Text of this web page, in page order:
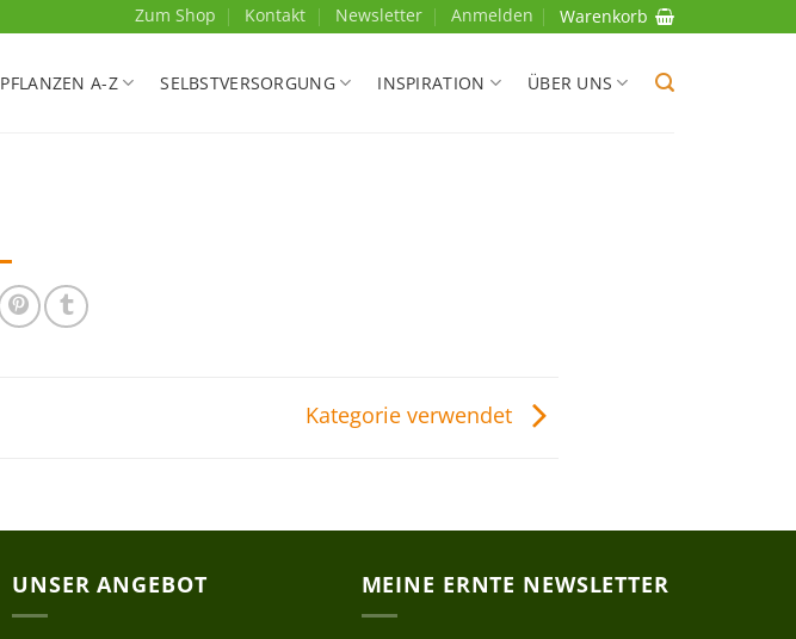
Zum Shop Kontakt Newsletter Anmelden Warenkorb
PFLANZEN A-Z SELBSTVERSORGUNG INSPIRATION ÜBER UNS
Kategorie verwendet
UNSER ANGEBOT MEINE ERNTE NEWSLETTER